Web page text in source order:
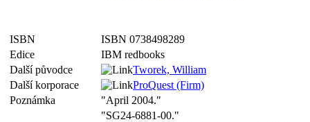
ISBN
ISBN 0738498289
Edice
IBM redbooks
Další původce
Tworek, William
Další korporace
ProQuest (Firm)
Poznámka
"April 2004."
"SG24-6881-00."